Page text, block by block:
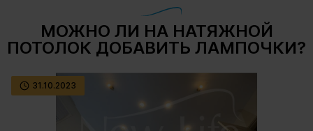
МОЖНО ЛИ НА НАТЯЖНОЙ
ПОТОЛОК ДОБАВИТЬ ЛАМПОЧКИ?
31.10.2023